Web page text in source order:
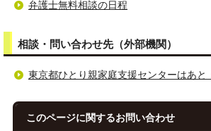
弁護士無料相談の日程
相談・問い合わせ先（外部機関）
東京都ひとり親家庭支援センターはあと
このページに関するお問い合わせ